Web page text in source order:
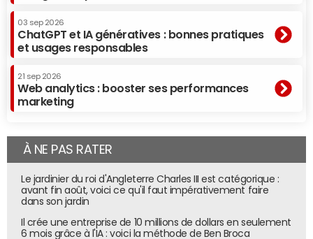
03 sep 2026
ChatGPT et IA génératives : bonnes pratiques
et usages responsables
21 sep 2026
Web analytics : booster ses performances
marketing
À NE PAS RATER
Le jardinier du roi d'Angleterre Charles III est catégorique :
avant fin août, voici ce qu'il faut impérativement faire
dans son jardin
Il crée une entreprise de 10 millions de dollars en seulement
6 mois grâce à l'IA : voici la méthode de Ben Broca